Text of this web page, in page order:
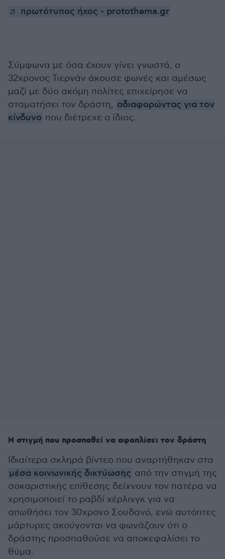
♬ πρωτότυπος ήχος - protothema.gr
Σύμφωνα με όσα έχουν γίνει γνωστά, ο
32χρονος Τιερνάν άκουσε φωνές και αμέσως
μαζί με δύο ακόμη πολίτες επιχείρησε να
σταματήσει τον δράστη, αδιαφορώντας για τον
κίνδυνο που διέτρεχε ο ίδιος.
Η στιγμή που προσπαθεί να αφοπλίσει τον δράστη
Ιδιαίτερα σκληρά βίντεο που αναρτήθηκαν στα
μέσα κοινωνικής δικτύωσης από την στιγμή της
σοκαριστικής επίθεσης δείχνουν τον πατέρα να
χρησιμοποιεί το ραβδί χέρλινγκ για να
απωθήσει τον 30χρονο Σουδανό, ενώ αυτόπτες
μάρτυρες ακούγονται να φωνάζουν ότι ο
δράστης προσπαθούσε να αποκεφαλίσει το
θύμα.